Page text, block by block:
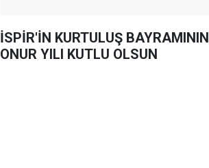
İSPİR'İN KURTULUŞ BAYRAMININ
ONUR YILI KUTLU OLSUN